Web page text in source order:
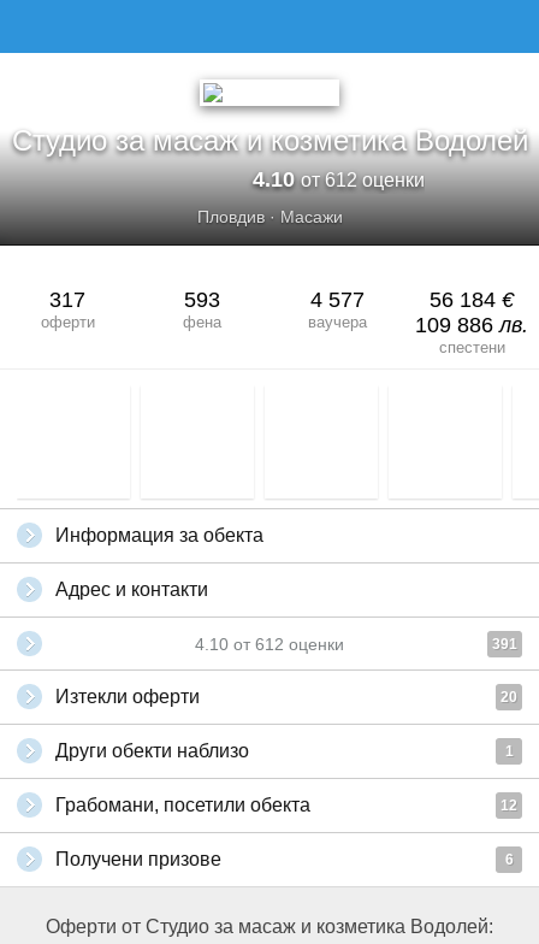
Студио за масаж и козметика Водолей
4.10от 612 оценки
Пловдив· Масажи
317
оферти
593
фена
4 577
ваучера
56 184 €
109 886лв.
спестени
Информация за обекта
Адрес и контакти
4.10 от 612 оценки 391
Изтекли оферти 20
Други обекти наблизо 1
Грабомани, посетили обекта 12
Получени призове 6
Оферти от Студио за масаж и козметика Водолей: